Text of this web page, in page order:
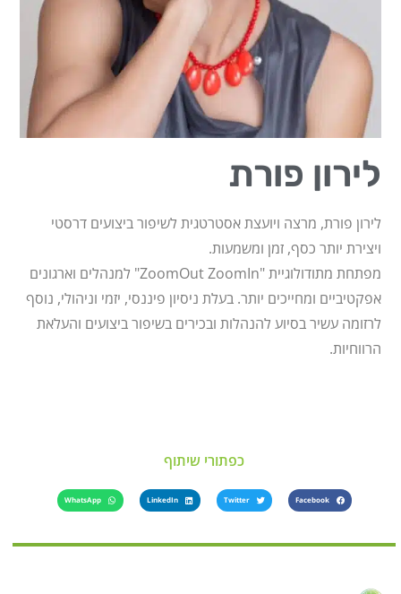
לירון פורת
לירון פורת, מרצה ויועצת אסטרטגית לשיפור ביצועים דרסטי
ויצירת יותר כסף, זמן ומשמעות.
מפתחת מתודולוגיית "ZoomOut ZoomIn" למנהלים וארגונים
אפקטיביים ומחייכים יותר. בעלת ניסיון פיננסי, יזמי וניהולי, נוסף
לרזומה עשיר בסיוע להנהלות ובכירים בשיפור ביצועים והעלאת
הרווחיות.
כפתורי שיתוף
Facebook
Twitter
LinkedIn
WhatsApp